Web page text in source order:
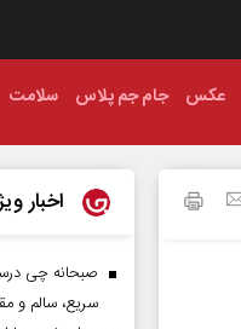
عکس جام جم پلاس سلامت
اخبار
سریع، سالم و